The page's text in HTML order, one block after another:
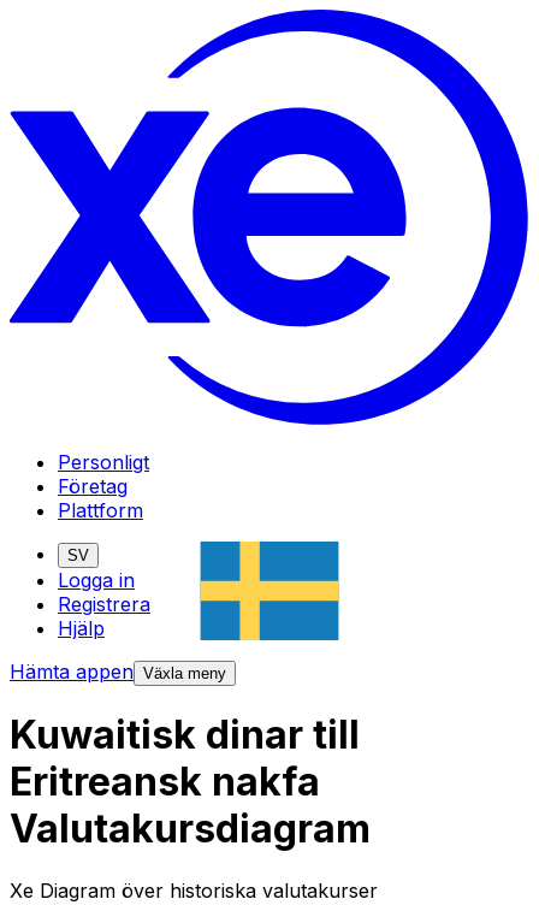
Personligt
Företag
Plattform
SV
Logga in
Registrera
Hjälp
Hämta appen Växla meny
Kuwaitisk dinar till
Eritreansk nakfa
Valutakursdiagram
Xe Diagram över historiska valutakurser